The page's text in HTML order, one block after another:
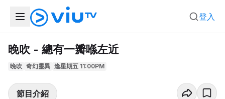
登入
晚吹 - 總有一瓣喺左近
晚吹 奇幻靈異 逢星期五 11:00PM
節目介紹